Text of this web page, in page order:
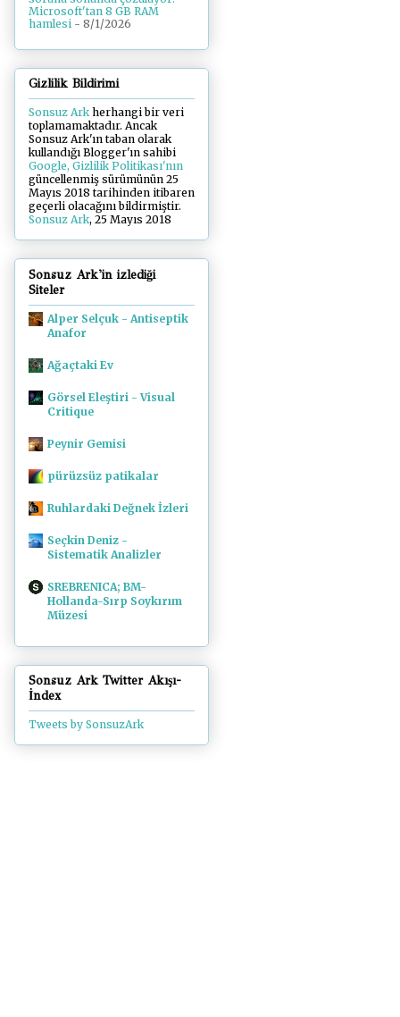
Microsoft'tan 8 GB RAM
hamlesi - 8/1/2026
Gizlilik Bildirimi
Sonsuz Arkherhangi bir veri
toplamamaktadır. Ancak
Sonsuz Ark'ın taban olarak
kullandığı Blogger'ın sahibi
Google, Gizlilik Politikası'nın
güncellenmiş sürümünün 25
Mayıs 2018 tarihinden itibaren
geçerli olacağını bildirmiştir.
Sonsuz Ark, 25 Mayıs 2018
Sonsuz Ark'in izlediği
Siteler
Alper Selçuk - Antiseptik
Anafor
Ağaçtaki Ev
Görsel Eleştiri - Visual
Critique
Peynir Gemisi
pürüzsüz patikalar
Ruhlardaki Değnek İzleri
Seçkin Deniz -
Sistematik Analizler
SREBRENICA; BM-
Hollanda-Sırp Soykırım
Müzesi
Sonsuz Ark Twitter Akışı-
İndex
Tweets by SonsuzArk